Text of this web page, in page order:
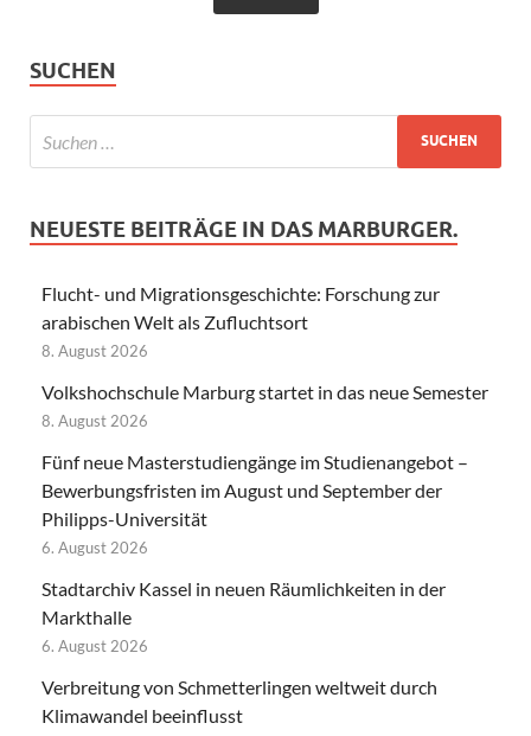
SUCHEN
NEUESTE BEITRÄGE IN DAS MARBURGER.
Flucht- und Migrationsgeschichte: Forschung zur
arabischen Welt als Zufluchtsort
8. August 2026
Volkshochschule Marburg startet in das neue Semester
8. August 2026
Fünf neue Masterstudiengänge im Studienangebot –
Bewerbungsfristen im August und September der
Philipps-Universität
6. August 2026
Stadtarchiv Kassel in neuen Räumlichkeiten in der
Markthalle
6. August 2026
Verbreitung von Schmetterlingen weltweit durch
Klimawandel beeinflusst